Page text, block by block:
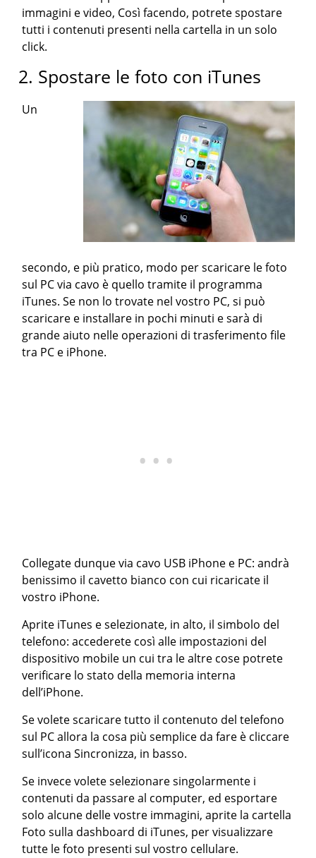
immagini e video, Così facendo, potrete spostare
tutti i contenuti presenti nella cartella in un solo
click.
2. Spostare le foto con iTunes
Un
secondo, e più pratico, modo per scaricare le foto
sul PC via cavo è quello tramite il programma
iTunes. Se non lo trovate nel vostro PC, si può
scaricare e installare in pochi minuti e sarà di
grande aiuto nelle operazioni di trasferimento file
tra PC e iPhone.
Collegate dunque via cavo USB iPhone e PC: andrà
benissimo il cavetto bianco con cui ricaricate il
vostro iPhone.
Aprite iTunes e selezionate, in alto, il simbolo del
telefono: accederete così alle impostazioni del
dispositivo mobile un cui tra le altre cose potrete
verificare lo stato della memoria interna
dell’iPhone.
Se volete scaricare tutto il contenuto del telefono
sul PC allora la cosa più semplice da fare è cliccare
sull’icona Sincronizza, in basso.
Se invece volete selezionare singolarmente i
contenuti da passare al computer, ed esportare
solo alcune delle vostre immagini, aprite la cartella
Foto sulla dashboard di iTunes, per visualizzare
tutte le foto presenti sul vostro cellulare.